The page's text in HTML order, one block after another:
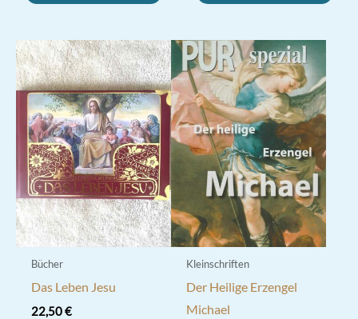
Bücher
Das Leben Jesu
22,50€
Kleinschriften
Der Heilige Erzengel
Michael